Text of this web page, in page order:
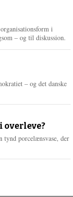
i
– og til diskussion.
– og det danske
tynd porcelænsvase, der